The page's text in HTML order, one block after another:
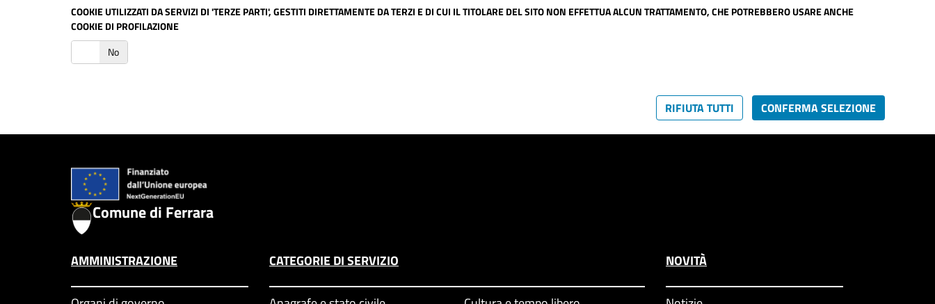
COOKIE UTILIZZATI DA SERVIZI DI 'TERZE PARTI', GESTITI DIRETTAMENTE DA TERZI E DI CUI IL TITOLARE DEL SITO NON EFFETTUA ALCUN TRATTAMENTO, CHE POTREBBERO USARE ANCHE
COOKIE DI PROFILAZIONE
No
RIFIUTA TUTTI CONFERMA SELEZIONE
Comune di Ferrara
AMMINISTRAZIONE CATEGORIE DI SERVIZIO NOVITÀ